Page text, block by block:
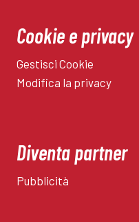
Cookie e privacy
Gestisci Cookie
Modifica la privacy
Diventa partner
Pubblicità